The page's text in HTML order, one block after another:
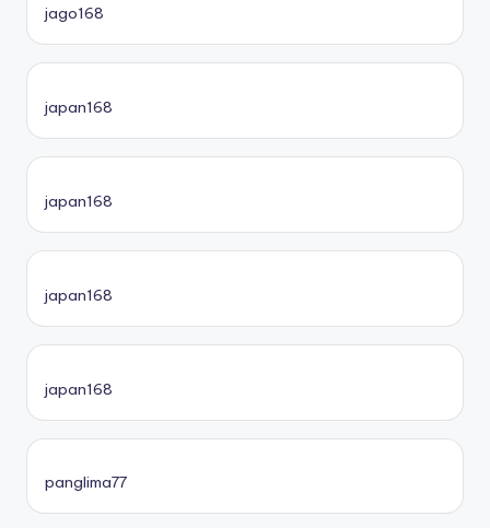
jago168
japan168
japan168
japan168
japan168
panglima77